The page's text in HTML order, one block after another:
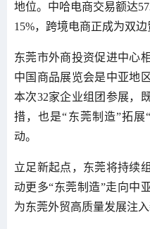
地位。中哈电商交易额达
15%，跨境电商正成为双边
东莞市外商投资促进中心
中国商品展览会是中亚地
本次32家企业组团参展，
措，也是“东莞制造”拓
动。
立足新起点，东莞将持续
动更多“东莞制造”走向中
为东莞外贸高质量发展注入